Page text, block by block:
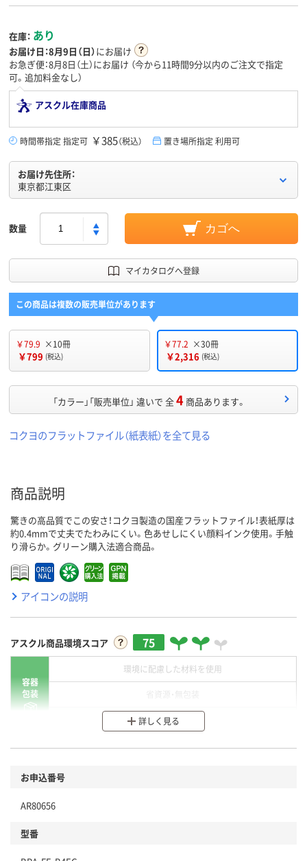
在庫： あり
お届け日：8月9日（日）にお届け
お急ぎ便：8月8日（土）にお届け （今から11時間9分以内のご注文で指定
可。追加料金なし）
アスクル在庫商品
時間帯指定 指定可 ￥385（税込） 置き場所指定 利用可
お届け先住所：
東京都江東区
数量 カゴへ
マイカタログへ登録
この商品は複数の販売単位があります
￥79.9 ×10冊
￥799 (税込)
￥77.2 ×30冊
￥2,316 (税込)
「カラー」「販売単位」 違いで 全4 商品あります。
コクヨのフラットファイル（紙表紙）を全て見る
商品説明
驚きの高品質でこの安さ！コクヨ製造の国産フラットファイル！表紙厚は
約0.4mmで丈夫でたわみにくい。色あせしにくい顔料インク使用。手触
り滑らか。グリーン購入法適合商品。
アイコンの説明
アスクル商品環境スコア 75
容器
包装
環境に配慮した材料を使用
分別・リサイクルしやすい設計
商品
本体
詳しく見る
お申込番号
AR80656
型番